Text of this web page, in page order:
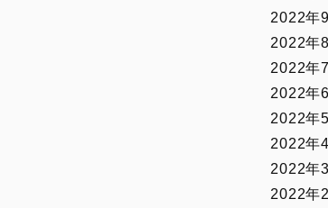
2022年
2022年
2022年
2022年
2022年
2022年
2022年
2022年